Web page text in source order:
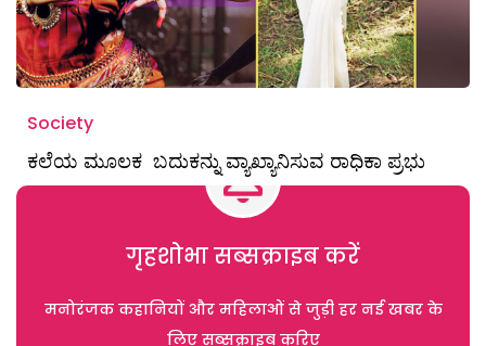
Society
ಕಲೆಯ ಮೂಲಕ ಬದುಕನ್ನು ವ್ಯಾಖ್ಯಾನಿಸುವ ರಾಧಿಕಾ ಪ್ರಭು
गृहशोभा सब्सक्राइब करें
मनोरंजक कहानियों और महिलाओं से जुड़ी हर नई खबर के
लिए सब्सक्राइब करिए